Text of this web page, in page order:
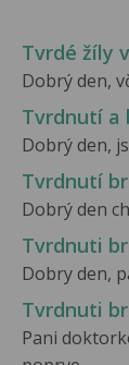
Tvrdé žíly
Dobrý den,
Tvrdnutí a
Dobrý den,
Tvrdnutí
Dobrý den
Tvrdnuti
Dobry den,
Tvrdnuti
Pani